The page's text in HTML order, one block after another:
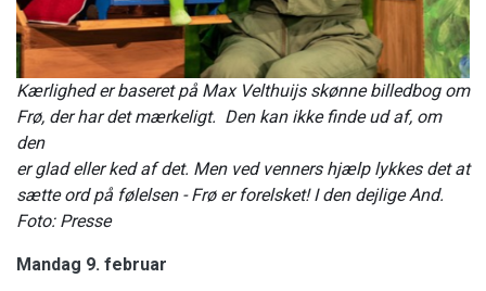
Kærlighed er baseret på Max Velthuijs skønne billedbog om
Frø, der har det mærkeligt. Den kan ikke finde ud af, om
den
er glad eller ked af det. Men ved venners hjælp lykkes det at
sætte ord på følelsen - Frø er forelsket! I den dejlige And.
Foto: Presse
Mandag 9. februar